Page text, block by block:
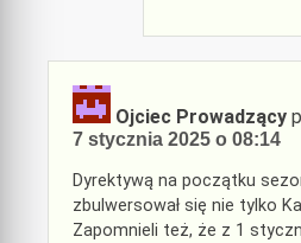
Ojciec Prowadzący
7 stycznia 2025 o 08:14
Dyrektywą na początku
zbulwersował się nie tylko
Zapomnieli też, że z 1